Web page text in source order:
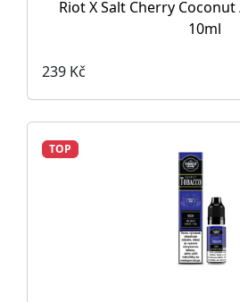
Riot X Salt Cherry
10ml
239 Kč
TOP